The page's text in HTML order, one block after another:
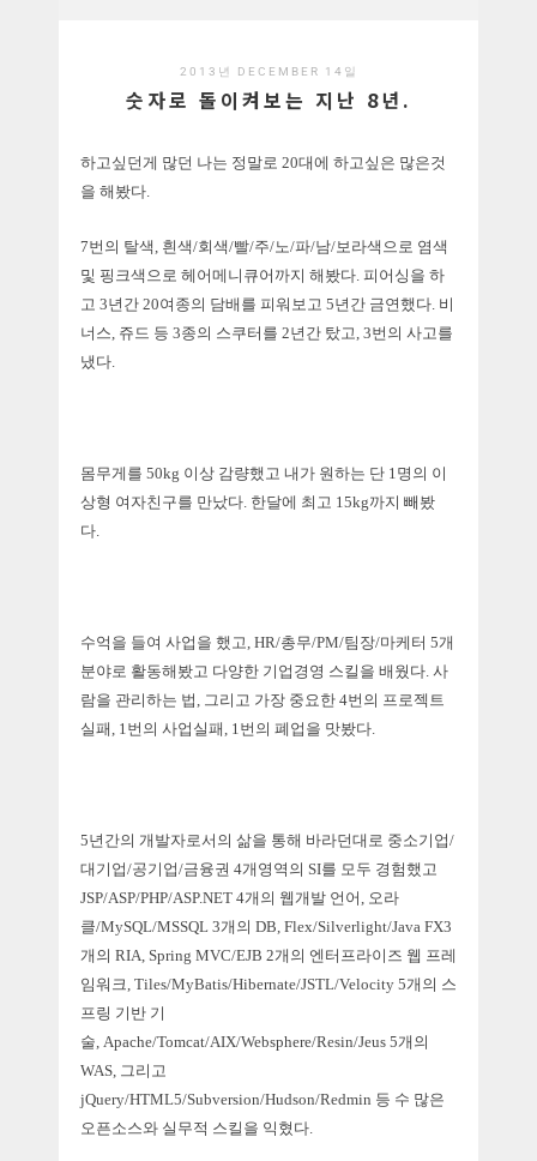
2013년 DECEMBER 14일
숫자로 돌이켜보는 지난 8년.
하고싶던게 많던 나는 정말로 20대에 하고싶은 많은것
을 해봤다.
7번의 탈색, 흰색/회색/빨/주/노/파/남/보라색으로 염색
및 핑크색으로 헤어메니큐어까지 해봤다. 피어싱을 하
고 3년간 20여종의 담배를 피워보고 5년간 금연했다. 비
너스, 쥬드 등 3종의 스쿠터를 2년간 탔고, 3번의 사고를
냈다.
몸무게를 50kg 이상 감량했고 내가 원하는 단 1명의 이
상형 여자친구를 만났다. 한달에 최고 15kg까지 빼봤
다.
수억을 들여 사업을 했고, HR/총무/PM/팀장/마케터 5개
분야로 활동해봤고 다양한 기업경영 스킬을 배웠다. 사
람을 관리하는 법, 그리고 가장 중요한 4번의 프로젝트
실패, 1번의 사업실패, 1번의 폐업을 맛봤다.
5년간의 개발자로서의 삶을 통해 바라던대로 중소기업/
대기업/공기업/금융권 4개영역의 SI를 모두 경험했고
JSP/ASP/PHP/ASP.NET 4개의 웹개발 언어, 오라
클/MySQL/MSSQL 3개의 DB, Flex/Silverlight/Java FX3
개의 RIA, Spring MVC/EJB 2개의 엔터프라이즈 웹 프레
임워크, Tiles/MyBatis/Hibernate/JSTL/Velocity 5개의 스
프링 기반 기
술, Apache/Tomcat/AIX/Websphere/Resin/Jeus 5개의
WAS, 그리고
jQuery/HTML5/Subversion/Hudson/Redmin 등 수 많은
오픈소스와 실무적 스킬을 익혔다.